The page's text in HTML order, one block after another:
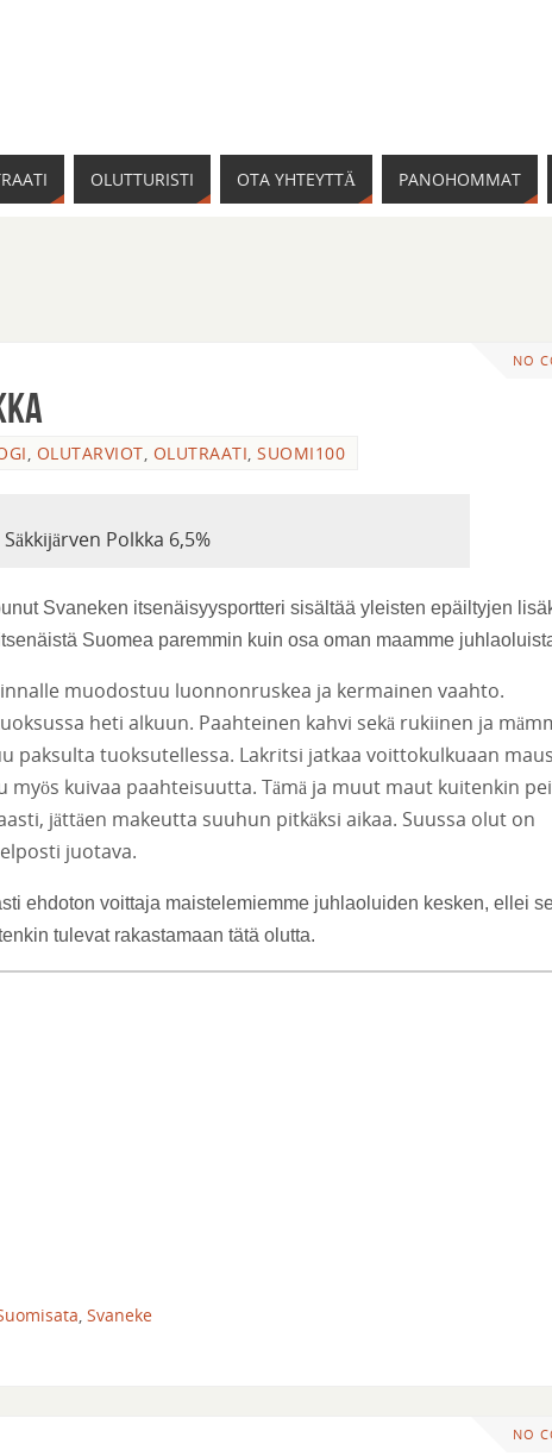
OLUTTURISTI OTA YHTEYTTÄ PANOHOMMAT
NO
, OLUTARVIOT, OLUTRAATI, SUOMI100
Säkkijärven Polkka 6,5%
Svaneken itsenäisyysportteri sisältää yleisten epäiltyjen
Suomea paremmin kuin osa oman maamme
muodostuu luonnonruskea ja kermainen vaahto.
heti alkuun. Paahteinen kahvi sekä rukiinen ja
paksulta tuoksutellessa. Lakritsi jatkaa voittokulkuaan
kuivaa paahteisuutta. Tämä ja muut maut kuitenkin
jättäen makeutta suuhun pitkäksi aikaa. Suussa olut on
juotava.
ehdoton voittaja maistelemiemme juhlaoluiden kesken, ellei
tulevat rakastamaan tätä olutta.
, Svaneke
NO